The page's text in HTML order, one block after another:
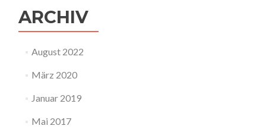
ARCHIV
August 2022
März 2020
Januar 2019
Mai 2017